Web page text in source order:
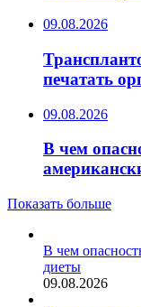
09.08.2026
печатать
09.08.2026
В чем
Показать больше
В чем
диеты
09.08.2026